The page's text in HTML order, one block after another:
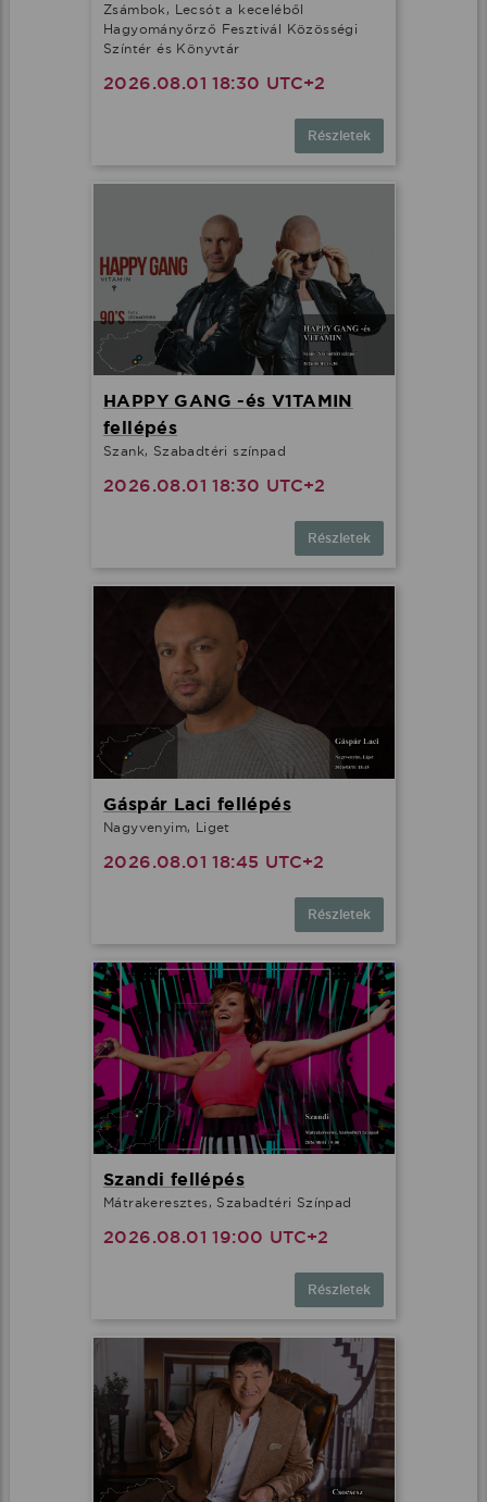
Zsámbok, Lecsót a keceléből
Hagyományőrző Fesztivál Közösségi
Színtér és Könyvtár
2026.08.01 18:30 UTC+2
Részletek
HAPPY GANG -és V1TAMIN
fellépés
Szank, Szabadtéri színpad
2026.08.01 18:30 UTC+2
Részletek
Gáspár Laci fellépés
Nagyvenyim, Liget
2026.08.01 18:45 UTC+2
Részletek
Szandi fellépés
Mátrakeresztes, Szabadtéri Színpad
2026.08.01 19:00 UTC+2
Részletek